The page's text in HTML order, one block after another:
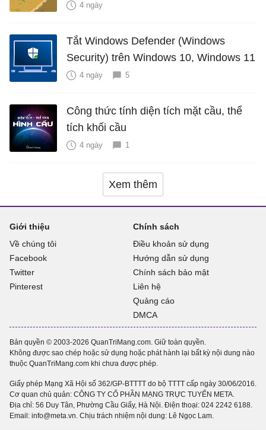
4 ngày
Tắt Windows Defender (Windows
Security) trên Windows 10, Windows 11
4 ngày 5
Công thức tính diện tích mặt cầu, thể
tích khối cầu
4 ngày 1
Xem thêm
Giới thiệu
Về chúng tôi
Facebook
Twitter
Pinterest
Chính sách
Điều khoản sử dụng
Hướng dẫn sử dụng
Chính sách bảo mật
Liên hệ
Quảng cáo
DMCA
Bản quyền © 2003-2026 QuanTriMang.com. Giữ toàn quyền.
Không được sao chép hoặc sử dụng hoặc phát hành lại bất kỳ nội dung nào
thuộc QuanTriMang.com khi chưa được phép.
Giấy phép Mạng Xã Hội số 362/GP-BTTTT do bộ TTTT cấp ngày 30/06/2016.
Cơ quan chủ quản: CÔNG TY CỔ PHẦN MẠNG TRỰC TUYẾN META.
Địa chỉ: 56 Duy Tân, Phường Cầu Giấy, Hà Nội. Điện thoại: 024 2242 6188.
Email: info@meta.vn. Chịu trách nhiệm nội dung: Lê Ngọc Lam.